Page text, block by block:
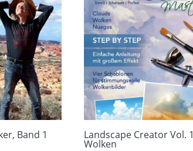
Band 1 Landscape Creator Vol. 1
Wolken